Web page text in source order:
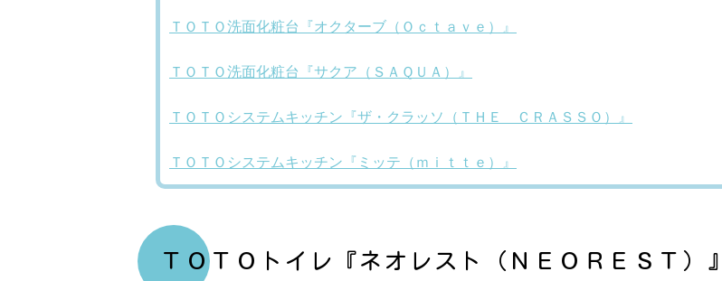
ＴＯＴＯ洗面化粧台『オクターブ（Ｏｃｔａｖｅ）』
ＴＯＴＯ洗面化粧台『サクア（ＳＡＱＵＡ）』
ＴＯＴＯシステムキッチン『ザ・クラッソ（ＴＨＥ ＣＲＡＳＳＯ）』
ＴＯＴＯシステムキッチン『ミッテ（ｍｉｔｔｅ）』
ＴＯＴＯトイレ『ネオレスト（ＮＥＯＲＥＳＴ）』